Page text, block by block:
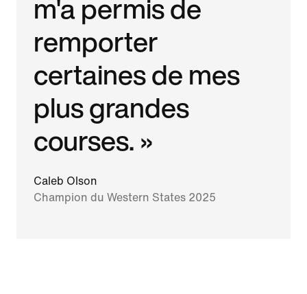
m'a permis de
remporter
certaines de mes
plus grandes
courses. »
Caleb Olson
Champion du Western States 2025